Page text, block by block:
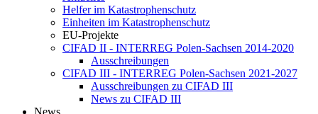
Helfer im Katastrophenschutz
Einheiten im Katastrophenschutz
EU-Projekte
CIFAD II - INTERREG Polen-Sachsen 2014-2020
Ausschreibungen
CIFAD III - INTERREG Polen-Sachsen 2021-2027
Ausschreibungen zu CIFAD III
News zu CIFAD III
News